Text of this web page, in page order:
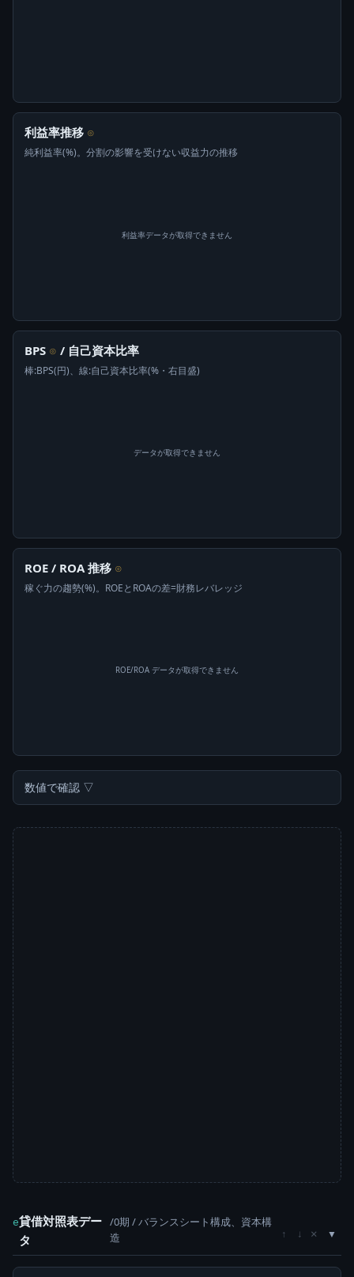
利益率推移 ⊙
純利益率(%)。分割の影響を受けない収益力の推移
利益率データが取得できません
BPS ⊙ / 自己資本比率
棒:BPS(円)、線:自己資本比率(%・右目盛)
データが取得できません
ROE / ROA 推移 ⊙
稼ぐ力の趨勢(%)。ROEとROAの差=財務レバレッジ
ROE/ROA データが取得できません
数値で確認 ▽
e貸借対照表デー
タ
/0期 / バランスシート構成、資本構
造
↑ ↓ ×